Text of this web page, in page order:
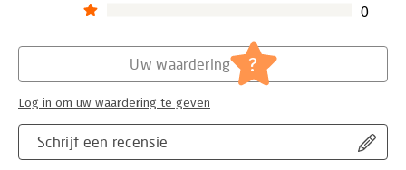
0
Schrijf een recensie
Uw waardering ?
Log in om uw waardering te geven